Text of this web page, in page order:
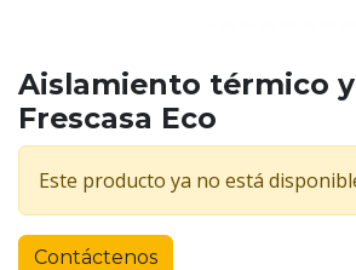
Aislamiento térmico
Frescasa Eco
Este producto ya no está
Contáctenos